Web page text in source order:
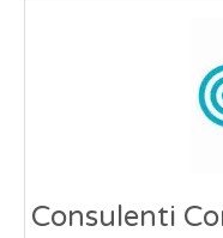
Consulenti